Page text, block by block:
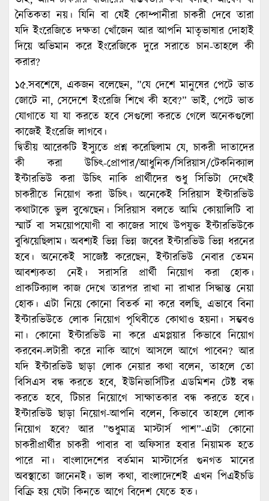
নৈতিকতা নয়। যিনি বা যেই কোম্পানীরা চাকরী দেবে তারা
যদি ইংরেজিতে দক্ষতা খোঁজেন আর আপনি মাতৃভাষার দোহাই
দিয়ে অভিমান করে ইংরেজিকে দুরে সরাতে চান-তাহলে কী
করার?
১৫.সবশেষে, একজন বলেছেন, ”যে দেশে মানুষের পেটে ভাত
জোটে না, সেদেশে ইংরেজি শিখে কী হবে?” ভাই, পেটে ভাত
যোগাতে যা যা করতে হবে সেগুলো করতে গেলে অনেকগুলো
কাজেই ইংরেজি লাগবে।
দ্বিতীয় আরেকটি ইস্যুতে প্রশ্ন করেছিলাম যে, চাকরী দাতাদের
কী করা উচিৎ-প্রোপার/আধুনিক/সিরিয়াস/টেকনিক্যাল
ইন্টারভিউ করা উচিৎ নাকি প্রার্থীদের শুধু সিভিটা দেখেই
চাকরীতে নিয়োগ করা উচিৎ। অনেকেই সিরিয়াস ইন্টারভিউ
কথাটাকে ভুল বুঝেছেন। সিরিয়াস বলতে আমি কোয়ালিটি বা
স্মার্ট বা সময়োপযোগী বা কাজের সাথে উপযুক্ত ইন্টারভিউকে
বুঝিয়েছিলাম। অবশ্যই ভিন্ন ভিন্ন জবের ইন্টারভিউ ভিন্ন ধরনের
হবে। অনেকেই সাজেষ্ট করেছেন, ইন্টারভিউ নেবার তেমন
আবশ্যকতা নেই। সরাসরি প্রার্থী নিয়োগ করা হোক।
প্রাকটিক্যাল কাজ দেখে তারপর রাখা না রাখার সিদ্ধান্ত নেয়া
হোক। এটা নিয়ে কোনো বিতর্ক না করে বলছি, এভাবে বিনা
ইন্টারভিউতে লোক নিয়োগ পৃথিবীতে কোথাও হয়না। সম্ভবও
না। কোনো ইন্টারভিউ না করে এমপ্লয়ার কিভাবে নিয়োগ
করবেন-লটারী করে নাকি আগে আসলে আগে পাবেন? আর
যদি ইন্টারভিউ ছাড়া লোক নেয়ার কথা বলেন, তাহলে তো
বিসিএস বন্ধ করতে হবে, ইউনিভার্সিটির এডমিশন টেষ্ট বন্ধ
করতে হবে, টিচার নিয়োগে সাক্ষাতকার বন্ধ করতে হবে।
ইন্টারভিউ ছাড়া নিয়োগ-আপনি বলেন, কিভাবে তাহলে লোক
নিয়োগ হবে? আর ”শুধুমাত্র মাস্টার্স পাশ”-এটা কোনো
চাকরীপ্রার্থীর চাকরী পাবার বা অফিসার হবার নিয়ামক হতে
পারে না। বাংলাদেশের বর্তমান মাস্টার্সের গুনগত মানের
অবস্থাতো জানেনই। ভাল কথা, বাংলাদেশেই এখন পিএইচডি
বিক্রি হয় যেটা কিনতে আগে বিদেশ যেতে হত।